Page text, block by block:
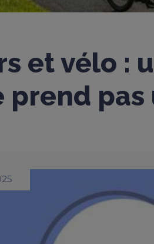
et vélo :
prend pas